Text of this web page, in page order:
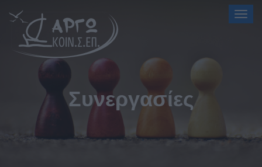
Συνεργασίες